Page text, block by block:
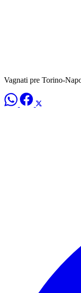
Vagnati pre Torino-